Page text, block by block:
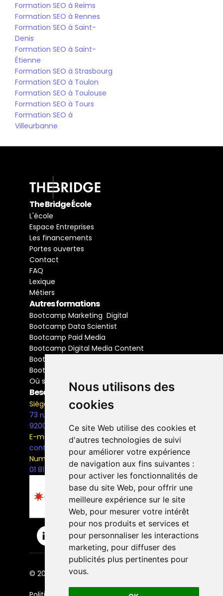
Nous utilisons des
cookies
Ce site Web utilise des cookies et
d'autres technologies de suivi
pour améliorer votre expérience
de navigation aux fins suivantes :
pour activer les fonctionnalités de
base du site Web, pour offrir une
meilleure expérience sur le site
Web, pour mesurer votre intérêt
pour nos produits et services et
pour personnaliser les interactions
marketing, pour diffuser des
publicités plus pertinentes pour
vous.
Formation SEO à Reims
Formation SEO à Rennes
Formation SEO à Saint-
Denis
Formation SEO à Saint-
Étienne
Formation SEO à Strasbourg
Formation SEO à Toulon
Formation SEO à Toulouse
Formation SEO à Tours
Formation SEO à
Villeurbanne
The Bridge École
L'école
Espace Entreprises
Les financements
Portes ouvertes
Contact
FAQ
Lexique
Métiers
Autres formations
Bootcamp Marketing  Digital
Bootcamp Data Scientist
Bootcamp Paid Media
Bootcamp Digital Media Content
Bootcamp Social Media Manager
Bootcamp Buyer Media
Où se former
Besoin d'information ?
Siège Social
73 rue Henri Barbusse,
92000, Nanterre
E-mail
contact@the-bridge.fr
Numéro de téléphone
01 81 93 68 42
© 2026 The Bridge Ecole. | Tous droits réservés.